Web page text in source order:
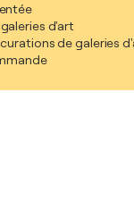
d'art
de galeries